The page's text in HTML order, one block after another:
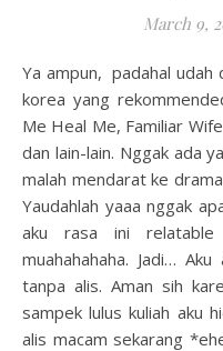
March 9,
Ya ampun, padahal udah dari lama mau bikin review drama
korea yang
Me Heal Me, Familiar
dan lain-lain. Nggak ada
malah mendarat ke
Yaudahlah yaaa nggak
aku rasa ini
muahahahaha. Jadi…
tanpa alis. Aman sih
sampek lulus kuliah aku
alis macam sekarang